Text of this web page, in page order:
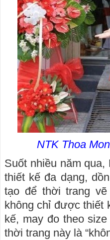
NTK Thoa
Suốt nhiều năm
thiết kế đa dạng,
tạo để thời trang
không chỉ được thiết
kế, may đo theo
thời trang này là